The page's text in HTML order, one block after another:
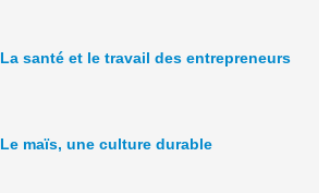
La santé et le travail des entrepreneurs
Le maïs, une culture durable